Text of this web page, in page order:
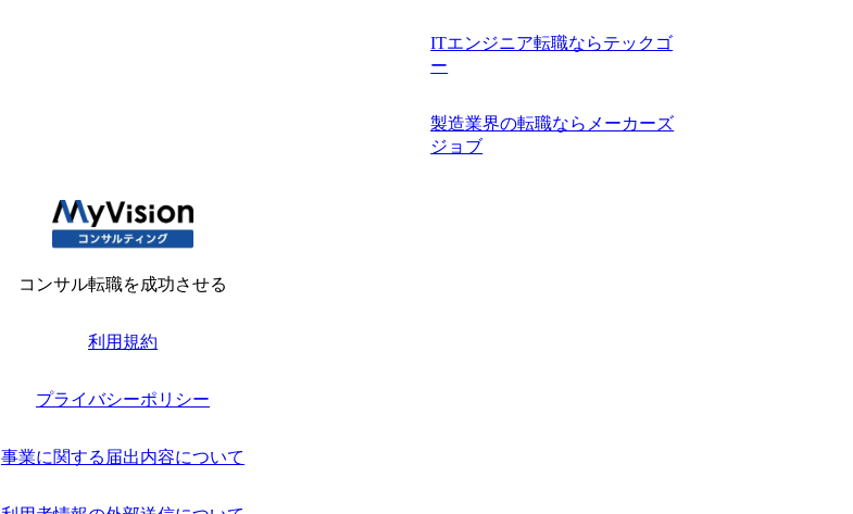
ITエンジニア転職ならテックゴ
ー
製造業界の転職ならメーカーズ
ジョブ
コンサル転職を成功させる
利用規約
プライバシーポリシー
事業に関する届出内容について